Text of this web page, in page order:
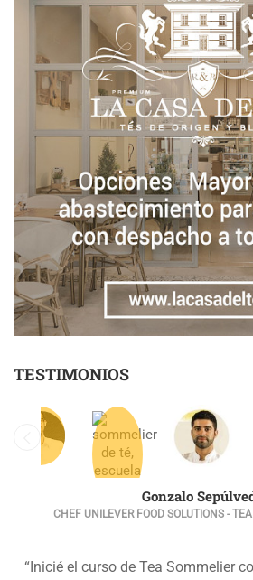
TESTIMONIOS
Gonzalo
CHEF UNILEVER FOOD SOLUTIONS -
“Inicié el curso de Tea Sommelier